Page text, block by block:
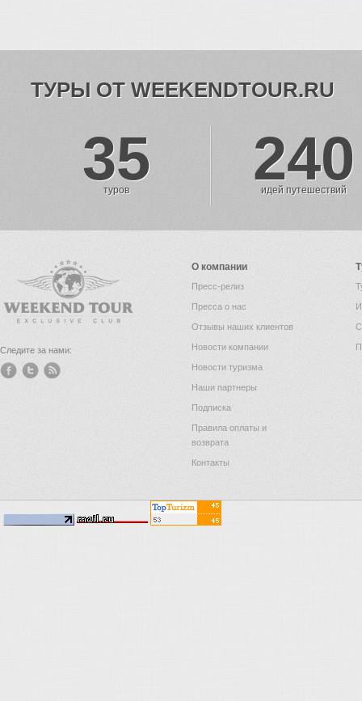
ТУРЫ ОТ WEEKENDTOUR.RU
35
туров 240
идей путешествий
Следите за нами:
О компании
Пресс-релиз
Пресса о нас
Отзывы наших клиентов
Новости компании
Новости туризма
Наши партнеры
Подписка
Правила оплаты и
возврата
Контакты